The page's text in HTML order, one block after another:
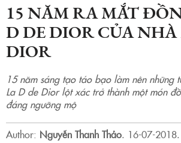
15 NĂM RA MẮT
D DE DIOR CỦA
DIOR
15 năm sáng tạo táo bạo làm nên những
La D de Dior lột xác trở thành một món
đáng ngưỡng mộ
Author: Nguyễn Thanh Thảo. 16-07-2018.